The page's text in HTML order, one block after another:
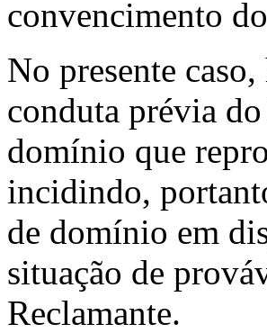
convencimento
No presente
conduta prévia
domínio que
incidindo,
de domínio em
situação de
Reclamante.